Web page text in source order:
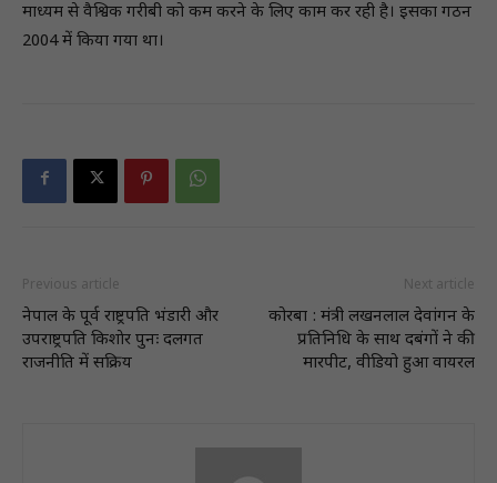
माध्यम से वैश्विक गरीबी को कम करने के लिए काम कर रही है। इसका गठन
2004 में किया गया था।
Previous article
नेपाल के पूर्व राष्ट्रपति भंडारी और
उपराष्ट्रपति किशाेर पुनः दलगत
राजनीति में सक्रिय
Next article
कोरबा : मंत्री लखनलाल देवांगन के
प्रतिनिधि के साथ दबंगों ने की
मारपीट, वीडियो हुआ वायरल